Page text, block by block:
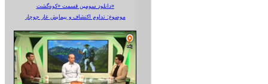
دانلود سومین قسمت «کوه‌گشت»
موضوع: تداوم اکتشاف و پیمایش غار جوجار